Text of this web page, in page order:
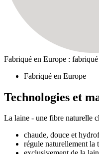
Fabriqué en Europe :
Fabriqué en Europe
Technologies et
La laine - une fibre naturelle
chaude, douce et
régule naturellement la